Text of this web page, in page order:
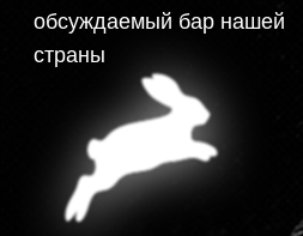
ЗАБРОНИРОВАТЬ
МЕСТО